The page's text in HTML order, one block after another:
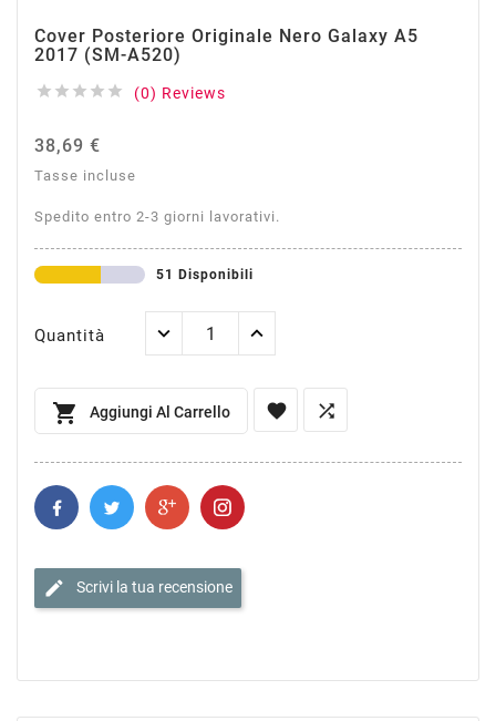
Cover Posteriore Originale Nero Galaxy A5
2017 (SM-A520)
     (0) Reviews
38,69 €
Tasse incluse
Spedito entro 2-3 giorni lavorativi.
51 Disponibili
Quantità
 Aggiungi Al Carrello  
edit Scrivi la tua recensione